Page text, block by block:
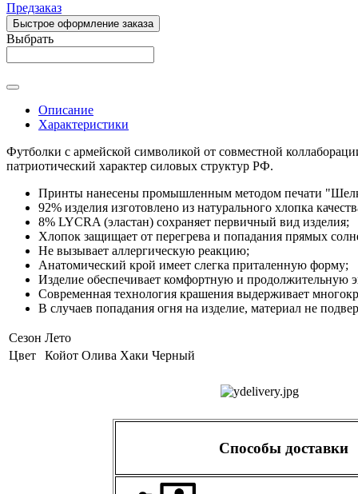
Предзаказ
Быстрое оформление заказа
Выбрать
Описание
Характеристики
Футболки с армейской символикой от совместной
патриотический характер силовых структур РФ.
Принты нанесены промышленным методом печати
92% изделия изготовлено из натурального хлопка
8% LYCRA (эластан) сохраняет первичный вид изделия;
Хлопок защищает от перегрева и попадания прямых
Не вызывает аллергическую реакцию;
Анатомический крой имеет слегка приталенную форму;
Изделие обеспечивает комфортную и продолжительную
Современная технология крашения выдерживает
В случаев попадания огня на изделие, материал не
Сезон Лето
Цвет
Койот Олива Хаки Черный
Способы доставки